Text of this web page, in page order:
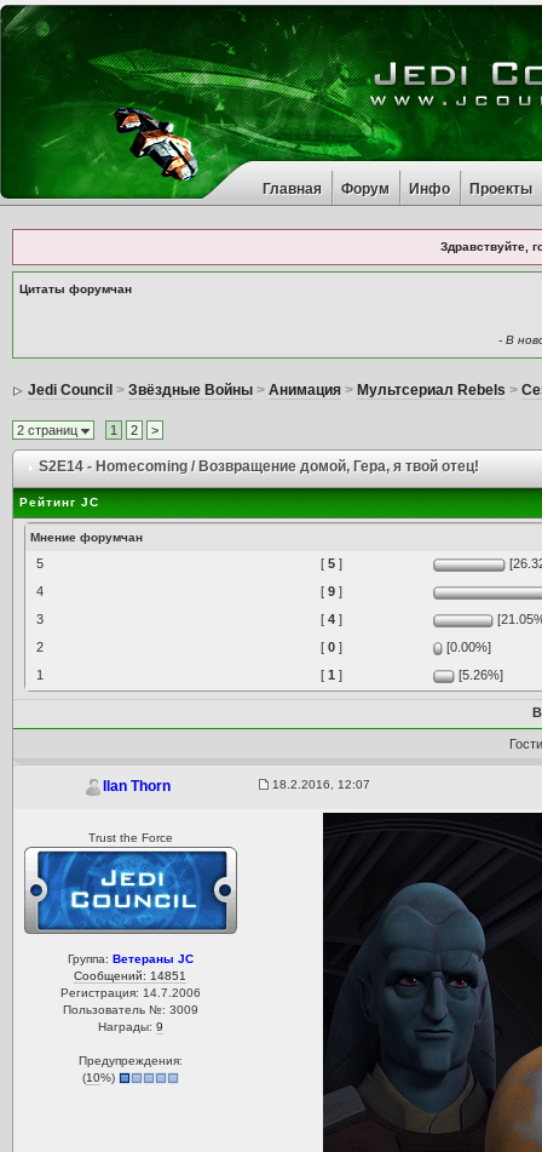
Главная Форум Инфо Проекты
Здравствуйте,
Цитаты форумчан
- В
Jedi Council > Звёздные Войны> Анимация> Мультсериал Rebels >
2 страниц 1 2 >
S2E14 - Homecoming / Возвращение домой, Гера, я твой отец!
Рейтинг JC
Мнение форумчан
5 [ 5]
4
[ 9]
3
[ 4]
2
[ 0]
[0.00%]
1
[ 1 ] [5.26%]
Ilan Thorn 18.2.2016, 12:07
Trust the Force
Группа: Ветераны JC
Сообщений: 14851
Регистрация: 14.7.2006
Пользователь №: 3009
Награды: 9
Предупреждения:
(10%)